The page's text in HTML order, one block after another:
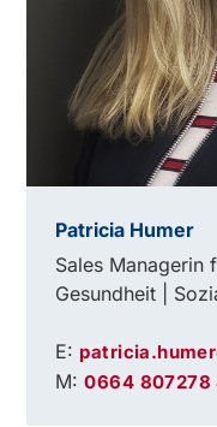
Patricia Humer
Sales Managerin
Gesundheit |
E:
M:0664 807278